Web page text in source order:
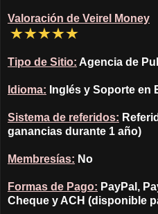
Valoración de Veirel Money
Tipo de Sitio: Agencia de
Idioma: Inglés y Soporte en
Sistema de referidos:
ganancias durante 1 año)
Membresías: No
Formas de Pago: PayPal,
Cheque y ACH (disponible